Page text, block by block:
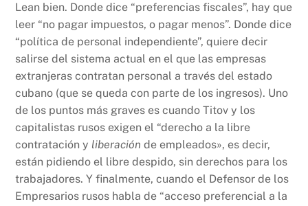
Lean bien. Donde dice “preferencias fiscales”, hay que
leer “no pagar impuestos, o pagar menos”. Donde dice
“política de personal independiente”, quiere decir
salirse del sistema actual en el que las empresas
extranjeras contratan personal a través del estado
cubano (que se queda con parte de los ingresos). Uno
de los puntos más graves es cuando Titov y los
capitalistas rusos exigen el “derecho a la libre
contratación y liberaciónde empleados», es decir,
están pidiendo el libre despido, sin derechos para los
trabajadores. Y finalmente, cuando el Defensor de los
Empresarios rusos habla de “acceso preferencial a la